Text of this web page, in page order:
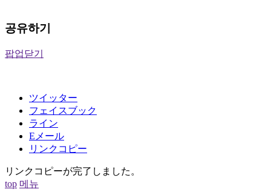
공유하기
팝업닫기
ツイッター
フェイスブック
ライン
Eメール
リンクコピー
リンクコピーが完了しました。
top 메뉴